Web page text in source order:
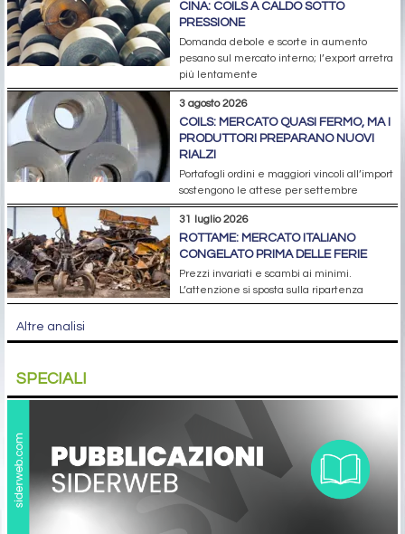
CINA: COILS A CALDO SOTTO
PRESSIONE
Domanda debole e scorte in aumento
pesano sul mercato interno; l’export arretra
più lentamente
3 agosto 2026
COILS: MERCATO QUASI FERMO, MA I
PRODUTTORI PREPARANO NUOVI
RIALZI
Portafogli ordini e maggiori vincoli all’import
sostengono le attese per settembre
31 luglio 2026
ROTTAME: MERCATO ITALIANO
CONGELATO PRIMA DELLE FERIE
Prezzi invariati e scambi ai minimi.
L’attenzione si sposta sulla ripartenza
Altre analisi
SPECIALI